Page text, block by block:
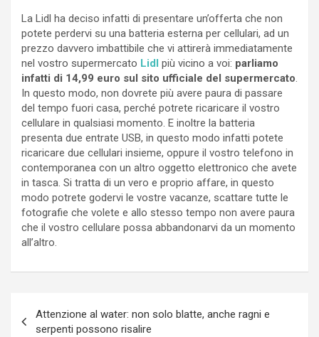
La Lidl ha deciso infatti di presentare un’offerta che non
potete perdervi su una batteria esterna per cellulari, ad un
prezzo davvero imbattibile che vi attirerà immediatamente
nel vostro supermercato Lidl più vicino a voi: parliamo
infatti di 14,99 euro sul sito ufficiale del supermercato.
In questo modo, non dovrete più avere paura di passare
del tempo fuori casa, perché potrete ricaricare il vostro
cellulare in qualsiasi momento. E inoltre la batteria
presenta due entrate USB, in questo modo infatti potete
ricaricare due cellulari insieme, oppure il vostro telefono in
contemporanea con un altro oggetto elettronico che avete
in tasca. Si tratta di un vero e proprio affare, in questo
modo potrete godervi le vostre vacanze, scattare tutte le
fotografie che volete e allo stesso tempo non avere paura
che il vostro cellulare possa abbandonarvi da un momento
all’altro.
articoli
Attenzione al water: non solo blatte, anche ragni e
serpenti possono risalire